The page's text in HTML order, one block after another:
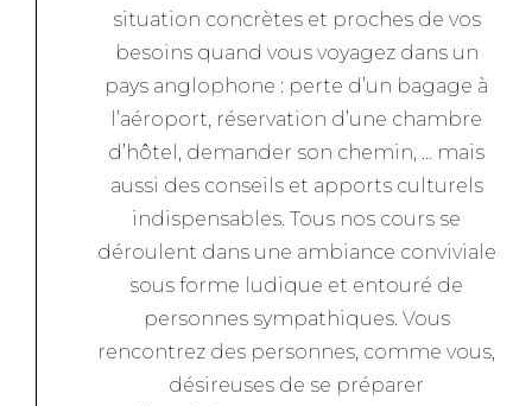
situation concrètes et proches de vos
besoins quand vous voyagez dans un
pays anglophone : perte d’un bagage à
l’aéroport, réservation d’une chambre
d’hôtel, demander son chemin, … mais
aussi des conseils et apports culturels
indispensables. Tous nos cours se
déroulent dans une ambiance conviviale
sous forme ludique et entouré de
personnes sympathiques. Vous
rencontrez des personnes, comme vous,
désireuses de se préparer